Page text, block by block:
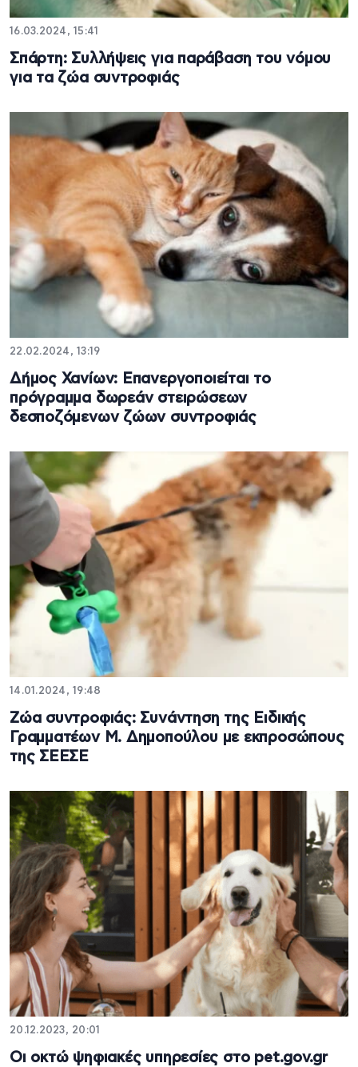
16.03.2024, 15:41
Σπάρτη: Συλλήψεις για παράβαση του νόμου
για τα ζώα συντροφιάς
22.02.2024, 13:19
Δήμος Χανίων: Επανεργοποιείται το
πρόγραμμα δωρεάν στειρώσεων
δεσποζόμενων ζώων συντροφιάς
14.01.2024, 19:48
Ζώα συντροφιάς: Συνάντηση της Ειδικής
Γραμματέων Μ. Δημοπούλου με εκπροσώπους
της ΣΕΕΣΕ
20.12.2023, 20:01
Οι οκτώ ψηφιακές υπηρεσίες στο pet.gov.gr